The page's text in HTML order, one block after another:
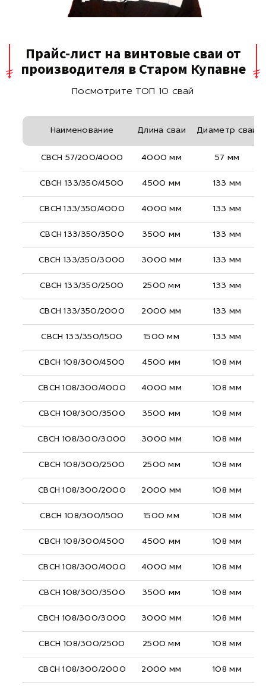
Прайс-лист на винтовые сваи от
производителя в Старом Купавне
Посмотрите ТОП 10 свай
Наименование Длина сваи Диаметр сваи
СВСН 57/200/4000 4000 мм 57 мм
СВСН 133/350/4500 4500 мм 133 мм
СВСН 133/350/4000 4000 мм 133 мм
СВСН 133/350/3500 3500 мм 133 мм
СВСН 133/350/3000 3000 мм 133 мм
СВСН 133/350/2500 2500 мм 133 мм
СВСН 133/350/2000 2000 мм 133 мм
СВСН 133/350/1500 1500 мм 133 мм
СВСН 108/300/4500 4500 мм 108 мм
СВСН 108/300/4000 4000 мм 108 мм
СВСН 108/300/3500 3500 мм 108 мм
СВСН 108/300/3000 3000 мм 108 мм
СВСН 108/300/2500 2500 мм 108 мм
СВСН 108/300/2000 2000 мм 108 мм
СВСН 108/300/1500 1500 мм 108 мм
СВСН 108/300/4500 4500 мм 108 мм
СВСН 108/300/4000 4000 мм 108 мм
СВСН 108/300/3500 3500 мм 108 мм
СВСН 108/300/3000 3000 мм 108 мм
СВСН 108/300/2500 2500 мм 108 мм
СВСН 108/300/2000 2000 мм 108 мм